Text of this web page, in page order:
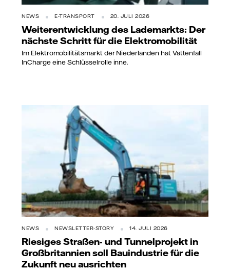
NEWS E-TRANSPORT 20. JULI 2026
Weiterentwicklung des Lademarkts: Der
nächste Schritt für die Elektromobilität
Im Elektromobilitätsmarkt der Niederlanden hat Vattenfall
InCharge eine Schlüsselrolle inne.
NEWS NEWSLETTER-STORY 14. JULI 2026
Riesiges Straßen- und Tunnelprojekt in
Großbritannien soll Bauindustrie für die
Zukunft neu ausrichten